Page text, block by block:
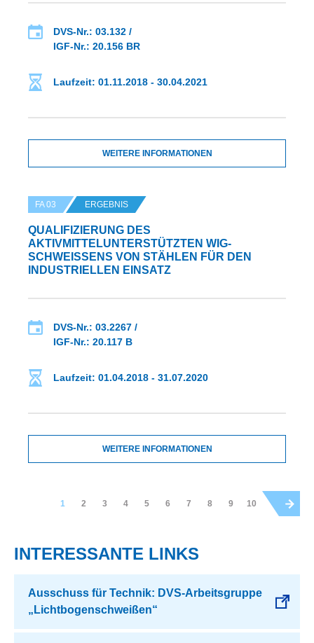
DVS-Nr.: 03.132 /
IGF-Nr.: 20.156 BR
Laufzeit: 01.11.2018 - 30.04.2021
WEITERE INFORMATIONEN
FA 03 ERGEBNIS
QUALIFIZIERUNG DES
AKTIVMITTELUNTERSTÜTZTEN WIG-
SCHWEISSENS VON STÄHLEN FÜR DEN I
NDUSTRIELLEN EINSATZ
DVS-Nr.: 03.2267 /
IGF-Nr.: 20.117 B
Laufzeit: 01.04.2018 - 31.07.2020
WEITERE INFORMATIONEN
1 2 3 4 5 6 7 8 9 10
INTERESSANTE LINKS
Ausschuss für Technik: DVS-Arbeitsgruppe
„Lichtbogenschweißen“